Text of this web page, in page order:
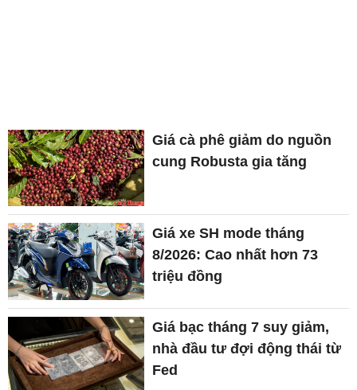
Giá cà phê giảm do nguồn
cung Robusta gia tăng
Giá xe SH mode tháng
8/2026: Cao nhất hơn 73
triệu đồng
Giá bạc tháng 7 suy giảm,
nhà đầu tư đợi động thái từ
Fed